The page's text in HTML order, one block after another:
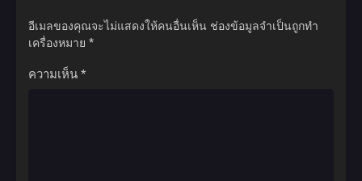
อีเมลของคุณจะไม่แสดงให้คนอื่นเห็น ช่องข้อมูลจำเป็นถูกทำ
เครื่องหมาย *
ความเห็น *